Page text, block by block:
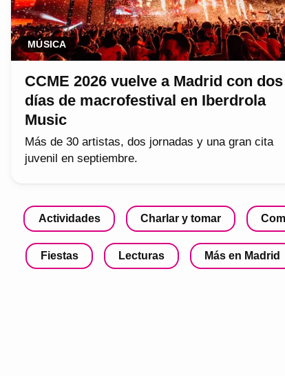
MÚSICA
CCME 2026 vuelve a Madrid con dos
días de macrofestival en Iberdrola
Music
Más de 30 artistas, dos jornadas y una gran cita
juvenil en septiembre.
Actividades Charlar y tomar
Fiestas Lecturas Más en Madrid